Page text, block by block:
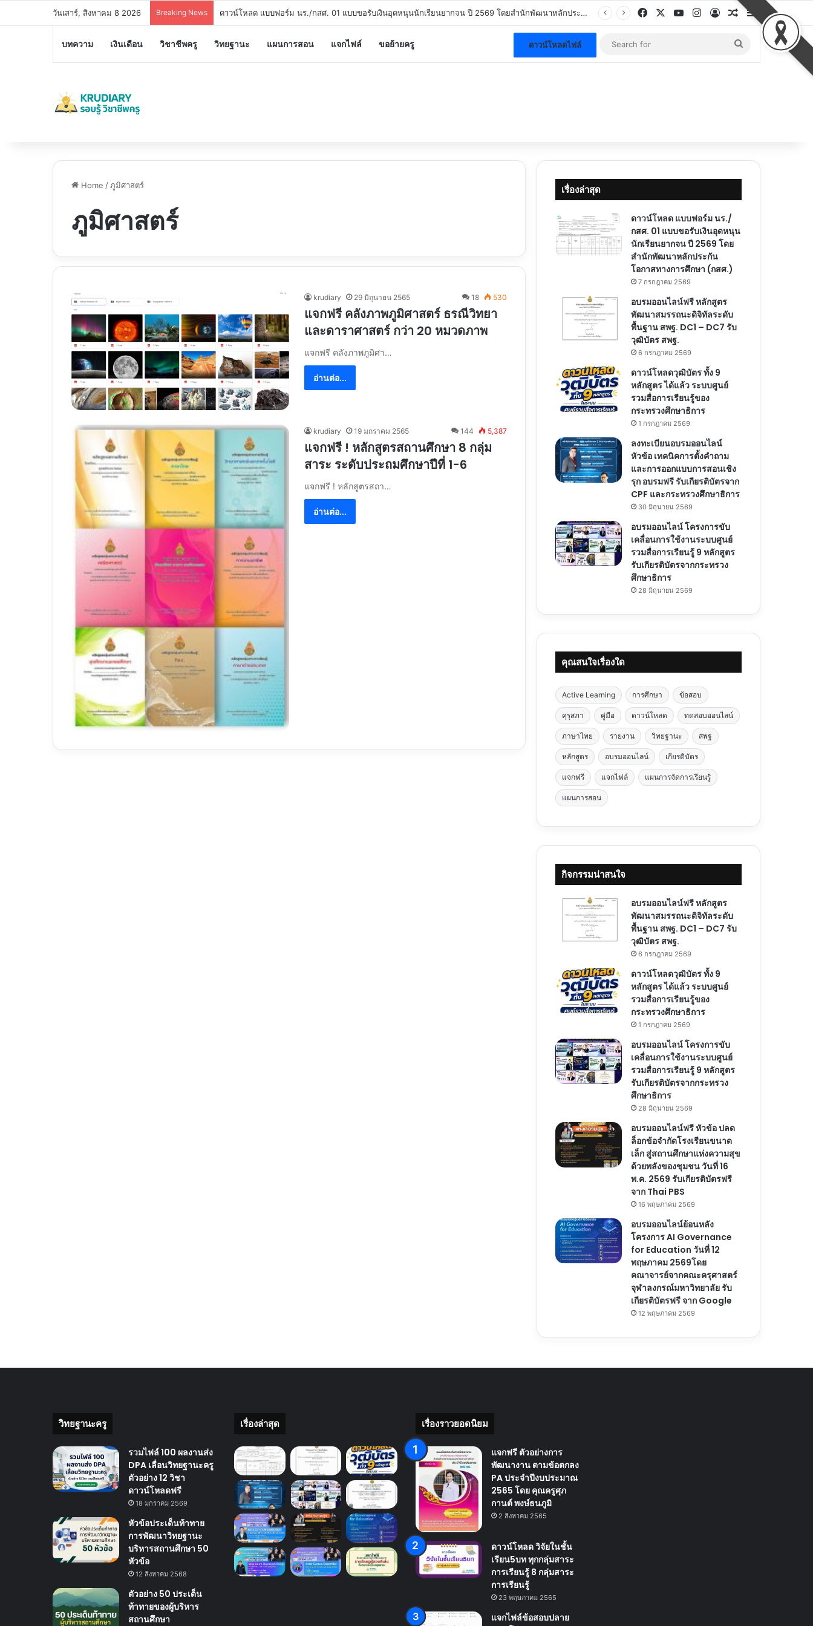
วันเสาร์, สิงหาคม 8 2026 Breaking News อบรมออนไลน์ฟรี หลักสูตรพัฒนาสมรรถนะดิจิทัลระดับพื้นฐาน สพฐ. DC1 – DC7 รับวุฒิบัตร สพฐ. Facebook YouTubeInstagram
Log InRandom Article
Sidebar
บทความ เงินเดือน วิชาชีพครู วิทยฐานะ แผนการสอน แจกไฟล์ ขอย้ายครู ดาวน์โหลดไฟล์
Search
for
Home /ภูมิศาสตร์
ภูมิศาสตร์
krudiary 29 มิถุนายน 2565 18 530
แจกฟรี คลังภาพภูมิศาสตร์ ธรณีวิทยา
และดาราศาสตร์ กว่า 20 หมวดภาพ
แจกฟรี คลังภาพภูมิศา…
อ่านต่อ...
krudiary 19 มกราคม 2565 144 5,387
แจกฟรี ! หลักสูตรสถานศึกษา 8 กลุ่ม
สาระ ระดับประถมศึกษาปีที่ 1-6
แจกฟรี ! หลักสูตรสถา…
อ่านต่อ...
เรื่องล่าสุด
ดาวน์โหลด แบบฟอร์ม นร./
กสศ. 01 แบบขอรับเงินอุดหนุน
นักเรียนยากจน ปี 2569 โดย
สำนักพัฒนาหลักประกัน
โอกาสทางการศึกษา (กสศ.)
7 กรกฎาคม 2569
อบรมออนไลน์ฟรี หลักสูตร
พัฒนาสมรรถนะดิจิทัลระดับ
พื้นฐาน สพฐ. DC1 – DC7 รับ
วุฒิบัตร สพฐ.
6 กรกฎาคม 2569
ดาวน์โหลดวุฒิบัตร ทั้ง 9
หลักสูตร ได้แล้ว ระบบศูนย์
รวมสื่อการเรียนรู้ของ
กระทรวงศึกษาธิการ
1 กรกฎาคม 2569
ลงทะเบียนอบรมออนไลน์
หัวข้อ เทคนิคการตั้งคำถาม
และการออกแบบการสอนเชิง
รุก อบรมฟรี รับเกียรติบัตรจาก
CPF และกระทรวงศึกษาธิการ
30 มิถุนายน 2569
อบรมออนไลน์ โครงการขับ
เคลื่อนการใช้งานระบบศูนย์
รวมสื่อการเรียนรู้ 9 หลักสูตร
รับเกียรติบัตรจากกระทรวง
ศึกษาธิการ
28 มิถุนายน 2569
คุณสนใจเรื่องใด
Active Learning การศึกษา ข้อสอบ
คุรุสภา คู่มือ ดาวน์โหลด ทดสอบออนไลน์
ภาษาไทย รายงาน วิทยฐานะ สพฐ
หลักสูตร อบรมออนไลน์ เกียรติบัตร
แจกฟรี แจกไฟล์ แผนการจัดการเรียนรู้
แผนการสอน
กิจกรรมน่าสนใจ
อบรมออนไลน์ฟรี หลักสูตร
พัฒนาสมรรถนะดิจิทัลระดับ
พื้นฐาน สพฐ. DC1 – DC7 รับ
วุฒิบัตร สพฐ.
6 กรกฎาคม 2569
ดาวน์โหลดวุฒิบัตร ทั้ง 9
หลักสูตร ได้แล้ว ระบบศูนย์
รวมสื่อการเรียนรู้ของ
กระทรวงศึกษาธิการ
1 กรกฎาคม 2569
อบรมออนไลน์ โครงการขับ
เคลื่อนการใช้งานระบบศูนย์
รวมสื่อการเรียนรู้ 9 หลักสูตร
รับเกียรติบัตรจากกระทรวง
ศึกษาธิการ
28 มิถุนายน 2569
อบรมออนไลน์ฟรี หัวข้อ ปลด
ล็อกข้อจำกัดโรงเรียนขนาด
เล็ก สู่สถานศึกษาแห่งความสุข
ด้วยพลังของชุมชน วันที่ 16
พ.ค. 2569 รับเกียรติบัตรฟรี
จาก Thai PBS
16 พฤษภาคม 2569
อบรมออนไลน์ย้อนหลัง
โครงการ AI Governance
for Education วันที่ 12
พฤษภาคม 2569โดย
คณาจารย์จากคณะครุศาสตร์
จุฬาลงกรณ์มหาวิทยาลัย รับ
เกียรติบัตรฟรี จาก Google
12 พฤษภาคม 2569
วิทยฐานะครู
รวมไฟล์ 100 ผลงานส่ง
DPA เลื่อนวิทยฐานะครู
ตัวอย่าง 12 วิชา
ดาวน์โหลดฟรี
18 มกราคม 2569
หัวข้อประเด็นท้าทาย
การพัฒนาวิทยฐานะ
บริหารสถานศึกษา 50
หัวข้อ
12 สิงหาคม 2568
ตัวอย่าง 50 ประเด็น
ท้าทายของผู้บริหาร
สถานศึกษา
เรื่องล่าสุด เรื่องราวยอดนิยม
แจกฟรี ตัวอย่างการ
พัฒนางาน ตามข้อตกลง
PA ประจำปีงบประมาณ
2565 โดย คุณครูศุภ
กานต์ พงษ์ธนภูมิ
2 สิงหาคม 2565
ดาวน์โหลด วิจัยในชั้น
เรียน5บท ทุกกลุ่มสาระ
การเรียนรู้ 8 กลุ่มสาระ
การเรียนรู้
23 พฤษภาคม 2565
แจกไฟล์ข้อสอบปลาย